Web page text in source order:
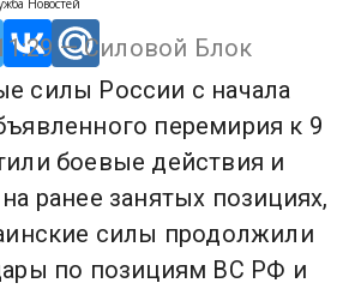
Новостей
— Силовой Блок
силы России с начала
перемирия к 9
боевые действия и
ранее занятых позициях,
силы продолжили
по позициям ВС РФ и